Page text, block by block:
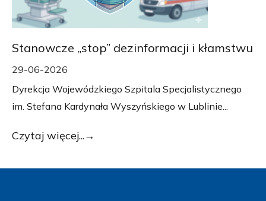
Stanowcze „stop” dezinformacji i kłamstwu
29-06-2026
Dyrekcja Wojewódzkiego Szpitala Specjalistycznego
im. Stefana Kardynała Wyszyńskiego w Lublinie...
Czytaj więcej...